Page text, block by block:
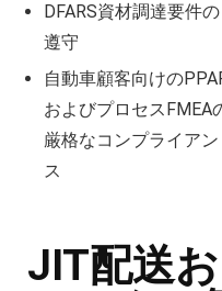
DFARS資材調達要件の
遵守
自動車顧客向けの
およびプロセスFMEA
厳格なコンプライアン
ス
JIT配送